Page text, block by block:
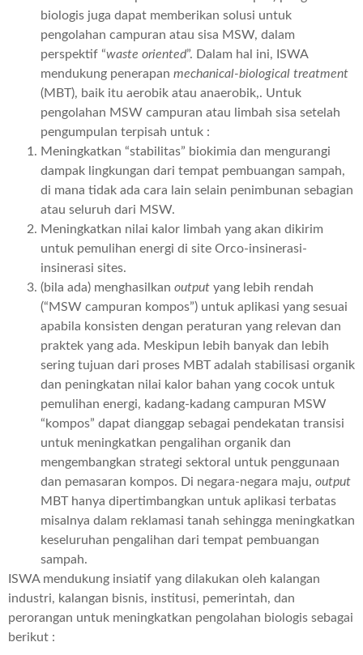
biologis juga dapat memberikan solusi untuk
pengolahan campuran atau sisa MSW, dalam
perspektif “waste oriented”. Dalam hal ini, ISWA
mendukung penerapan mechanical-biological treatment
(MBT), baik itu aerobik atau anaerobik,. Untuk
pengolahan MSW campuran atau limbah sisa setelah
pengumpulan terpisah untuk :
Meningkatkan “stabilitas” biokimia dan mengurangi
dampak lingkungan dari tempat pembuangan sampah,
di mana tidak ada cara lain selain penimbunan sebagian
atau seluruh dari MSW.
Meningkatkan nilai kalor limbah yang akan dikirim
untuk pemulihan energi di site Orco-insinerasi-
insinerasi sites.
(bila ada) menghasilkan output yang lebih rendah
(“MSW campuran kompos”) untuk aplikasi yang sesuai
apabila konsisten dengan peraturan yang relevan dan
praktek yang ada. Meskipun lebih banyak dan lebih
sering tujuan dari proses MBT adalah stabilisasi organik
dan peningkatan nilai kalor bahan yang cocok untuk
pemulihan energi, kadang-kadang campuran MSW
“kompos” dapat dianggap sebagai pendekatan transisi
untuk meningkatkan pengalihan organik dan
mengembangkan strategi sektoral untuk penggunaan
dan pemasaran kompos. Di negara-negara maju, output
MBT hanya dipertimbangkan untuk aplikasi terbatas
misalnya dalam reklamasi tanah sehingga meningkatkan
keseluruhan pengalihan dari tempat pembuangan
sampah.
ISWA mendukung insiatif yang dilakukan oleh kalangan
industri, kalangan bisnis, institusi, pemerintah, dan
perorangan untuk meningkatkan pengolahan biologis sebagai
berikut :